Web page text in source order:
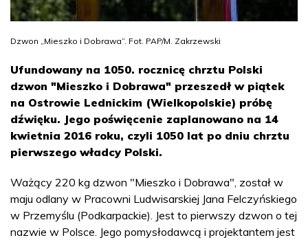
Dzwon „Mieszko i Dobrawa”. Fot. PAP/M. Zakrzewski
Ufundowany na 1050. rocznicę chrztu Polski
dzwon "Mieszko i Dobrawa" przeszedł w piątek
na Ostrowie Lednickim (Wielkopolskie) próbę
dźwięku. Jego poświęcenie zaplanowano na 14
kwietnia 2016 roku, czyli 1050 lat po dniu chrztu
pierwszego władcy Polski.
Ważący 220 kg dzwon "Mieszko i Dobrawa", został w
maju odlany w Pracowni Ludwisarskiej Jana Felczyńskiego
w Przemyślu (Podkarpackie). Jest to pierwszy dzwon o tej
nazwie w Polsce. Jego pomysłodawcą i projektantem jest